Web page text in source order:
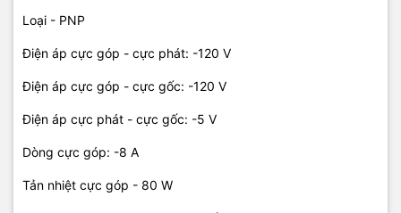
Loại - PNP
Điện áp cực góp - cực phát: -120 V
Điện áp cực góp - cực gốc: -120 V
Điện áp cực phát - cực gốc: -5 V
Dòng cực góp: -8 A
Tản nhiệt cực góp - 80 W